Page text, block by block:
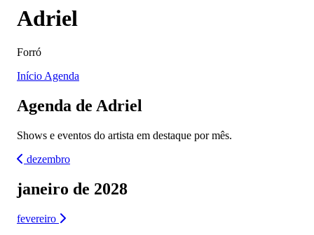
Adriel
Forró
Início Agenda
Agenda de Adriel
Shows e eventos do artista em destaque por mês.
dezembro
janeiro de 2028
fevereiro